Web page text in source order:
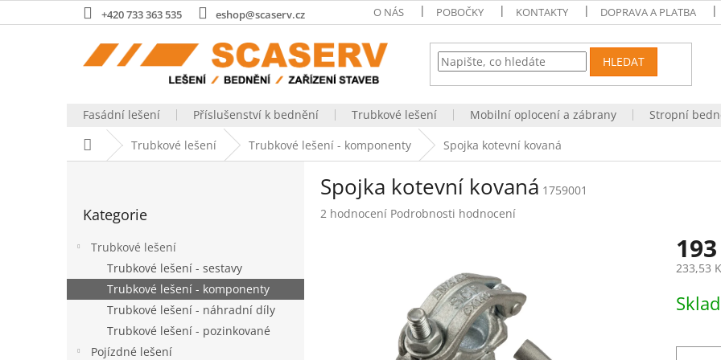
na
+420 733 363 535 eshop@scaserv.cz O NÁS POBOČKY KONTAKTY DOPRAVA A PLATBA
HLEDAT
Fasádní lešení Příslušenství k bednění Trubkové lešení Mobilní oplocení a zábrany Stropní
Domů Trubkové lešení Trubkové lešení - komponenty Spojka kotevní kovaná
n
kategorie
Kategorie
Trubkové lešení
Trubkové lešení - sestavy
Trubkové lešení - komponenty
Trubkové lešení - náhradní díly
Trubkové lešení - pozinkované
Pojízdné lešení
Spojka kotevní kovaná 1759001
Průměrné
2 hodnocení Podrobnosti hodnocení
233,53
cena: